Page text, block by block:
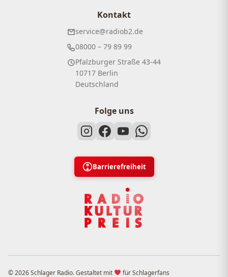
Kontakt
service@radiob2.de
08000 – 79 89 99
Pfalzburger Straße 43-44
10717 Berlin
Deutschland
Folge uns
Barrierefreiheit
© 2026 Schlager Radio. Gestaltet mit für Schlagerfans